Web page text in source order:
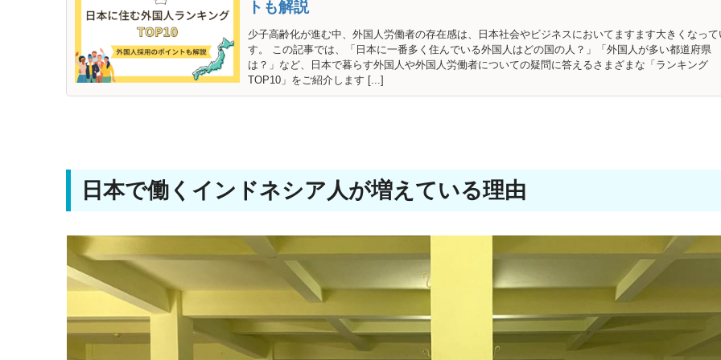
トも解説
少子高齢化が進む中、外国人労働者の存在感は、日本社会やビジネスにおいてますます大きくなって
す。 この記事では、「日本に一番多く住んでいる外国人はどの国の人？」「外国人が多い都道府県
は？」など、日本で暮らす外国人や外国人労働者についての疑問に答えるさまざまな「ランキング
TOP10」をご紹介します [...]
日本で働くインドネシア人が増えている理由